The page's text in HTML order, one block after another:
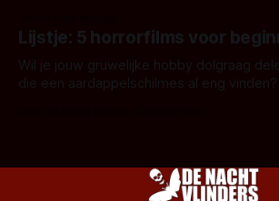
Amsterdamned of The Johnsons. Maar
is niet beperkt tot films. Hier een aantal
series uit het duistere of horrorgenre. Als
Lijstje: 5 horrorfilms voor
Wil je jouw gruwelijke hobby dolgraag
die een aardappelschilmes al eng vinden?